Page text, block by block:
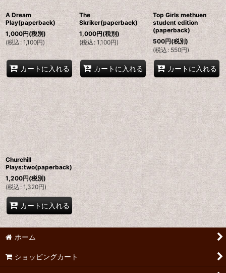
A Dream
Play(paperback)
1,000円(税別)
(税込: 1,100円)
カートに入れる
The
Skriker(paperback)
1,000円(税別)
(税込: 1,100円)
カートに入れる
Top Girls methuen
student edition
(paperback)
500円(税別)
(税込: 550円)
カートに入れる
Churchill
Plays:two(paperback)
1,200円(税別)
(税込 : 1,320円)
カートに入れる
ホーム
ショッピングカート